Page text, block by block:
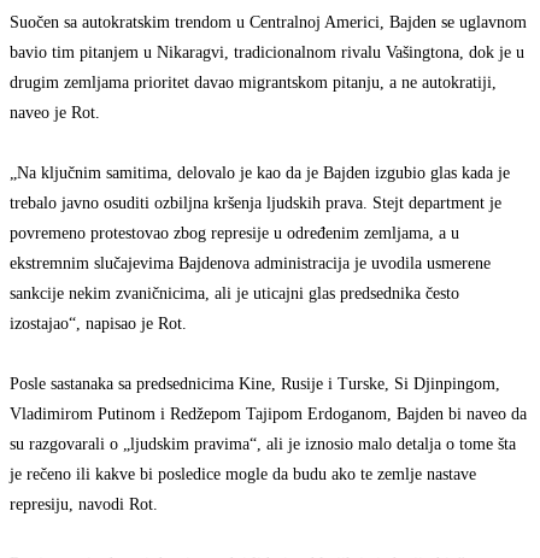
Suočen sa autokratskim trendom u Centralnoj Americi, Bajden se uglavnom
bavio tim pitanjem u Nikaragvi, tradicionalnom rivalu Vašingtona, dok je u
drugim zemljama prioritet davao migrantskom pitanju, a ne autokratiji,
naveo je Rot.
„Na ključnim samitima, delovalo je kao da je Bajden izgubio glas kada je
trebalo javno osuditi ozbiljna kršenja ljudskih prava. Stejt department je
povremeno protestovao zbog represije u određenim zemljama, a u
ekstremnim slučajevima Bajdenova administracija je uvodila usmerene
sankcije nekim zvaničnicima, ali je uticajni glas predsednika često
izostajao“, napisao je Rot.
Posle sastanaka sa predsednicima Kine, Rusije i Turske, Si Djinpingom,
Vladimirom Putinom i Redžepom Tajipom Erdoganom, Bajden bi naveo da
su razgovarali o „ljudskim pravima“, ali je iznosio malo detalja o tome šta
je rečeno ili kakve bi posledice mogle da budu ako te zemlje nastave
represiju, navodi Rot.